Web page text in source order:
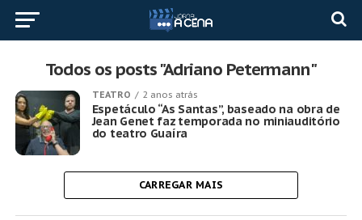
Todos os posts "Adriano Petermann"
TEATRO 2 anos atrás
Espetáculo “As Santas”, baseado na obra de
Jean Genet faz temporada no miniauditório
do teatro Guaíra
CARREGAR MAIS